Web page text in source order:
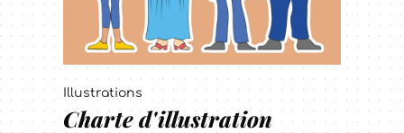
Illustrations
Charte d'illustration